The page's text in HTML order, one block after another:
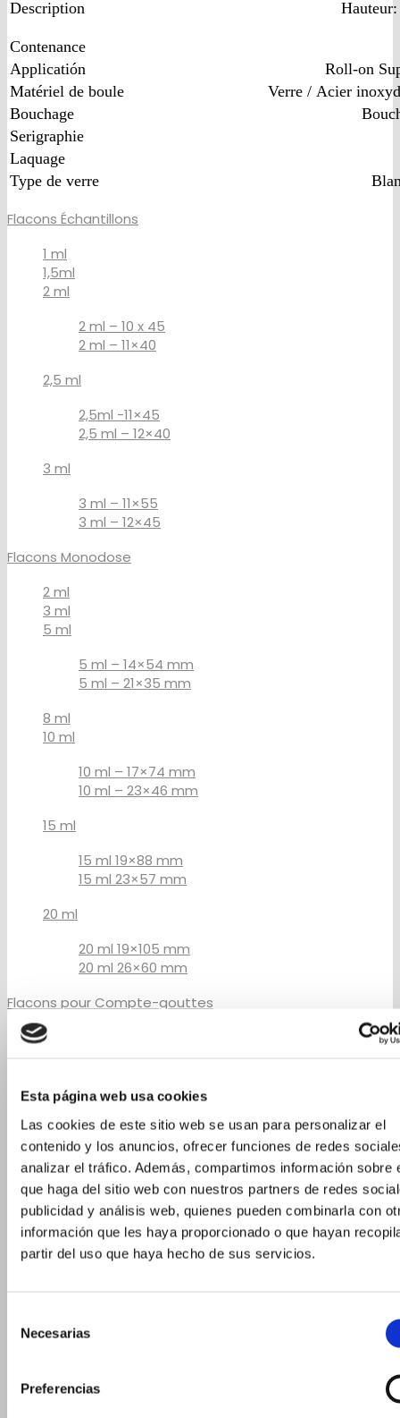
Esta página web usa cookies
Las cookies de este sitio web se usan para personalizar el
contenido y los anuncios, ofrecer funciones de redes
analizar el tráfico. Además, compartimos información sobre
que haga del sitio web con nuestros partners de redes
publicidad y análisis web, quienes pueden combinarla con
información que les haya proporcionado o que hayan
partir del uso que haya hecho de sus servicios.
Necesarias
Preferencias
Description
Contenance
Applicatión
Roll-on
Matériel de boule
Verre / Acier
Bouchage
Serigraphie
Laquage
Type de verre
Flacons Échantillons
1 ml
1,5ml
2 ml
2 ml – 10 x 45
2 ml – 11×40
2,5 ml
2,5ml -11×45
2,5 ml – 12×40
3 ml
3 ml – 11×55
3 ml – 12×45
Flacons Monodose
2 ml
3 ml
5 ml
5 ml – 14×54 mm
5 ml – 21×35 mm
8 ml
10 ml
10 ml – 17×74 mm
10 ml – 23×46 mm
15 ml
15 ml 19×88 mm
15 ml 23×57 mm
20 ml
20 ml 19×105 mm
20 ml 26×60 mm
Flacons pour Compte-gouttes
2 ml
3 ml – 16×37 mm
5 ml
5 ml – 18×40 mm
5 ml – 20×36 mm
10 ml
15 ml
Flacons Roll-on